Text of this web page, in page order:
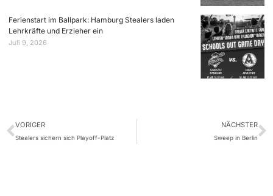
Ferienstart im Ballpark: Hamburg Stealers laden
Lehrkräfte und Erzieher ein
Juli 9, 2026
VORIGER
Stealers sichern sich Playoff-Platz
NÄCHSTER
Sweep in Berlin